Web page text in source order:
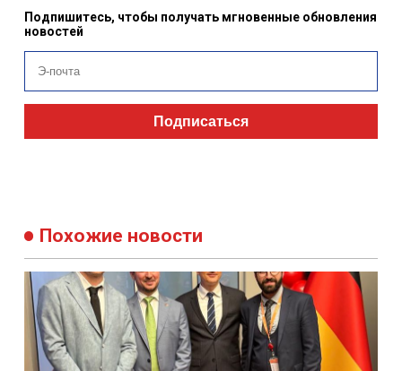
Подпишитесь, чтобы получать мгновенные обновления
новостей
Подписаться
Похожие новости